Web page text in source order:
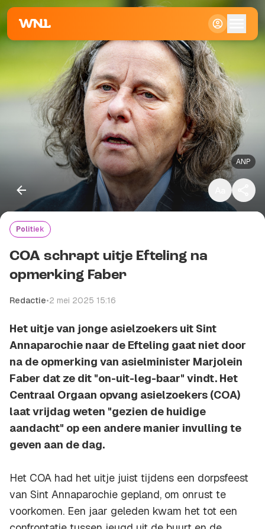
ANP
Klein
Standaard
Groot
Politiek
COA schrapt uitje Efteling na
opmerking Faber
Redactie•2 mei 2025 15:16
Het uitje van jonge asielzoekers uit Sint
Annaparochie naar de Efteling gaat niet door
na de opmerking van asielminister Marjolein
Faber dat ze dit "on-uit-leg-baar" vindt. Het
Centraal Orgaan opvang asielzoekers (COA)
laat vrijdag weten "gezien de huidige
aandacht" op een andere manier invulling te
geven aan de dag.
Het COA had het uitje juist tijdens een dorpsfeest
van Sint Annaparochie gepland, om onrust te
voorkomen. Een jaar geleden kwam het tot een